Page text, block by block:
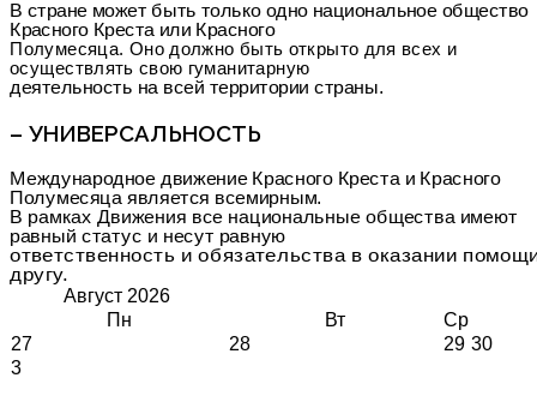
В стране может быть только одно национальное общество
Красного Креста или Красного
Полумесяца. Оно должно быть открыто для всех и
осуществлять свою гуманитарную
деятельность на всей территории страны.
– УНИВЕРСАЛЬНОСТЬ
Международное движение Красного Креста и Красного
Полумесяца является всемирным.
В рамках Движения все национальные общества имеют
равный статус и несут равную
ответственность и обязательства в оказании
другу.
Август 2026
Пн
Вт
Ср
27
28 29 30
3